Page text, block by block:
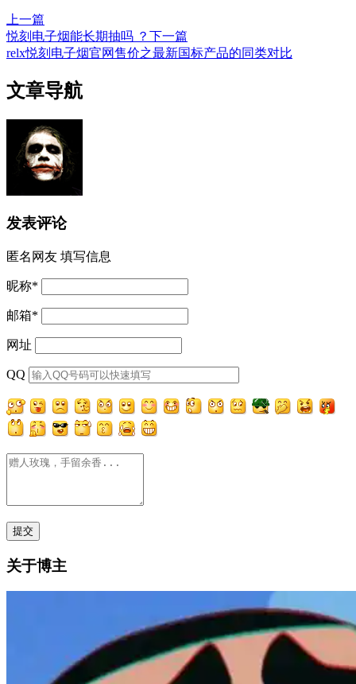
上一篇
悦刻电子烟能长期抽吗 ？ 下一篇
relx悦刻电子烟官网售价之最新国标产品的同类对比
文章导航
发表评论
匿名网友 填写信息
昵称*
邮箱*
网址
QQ
关于博主